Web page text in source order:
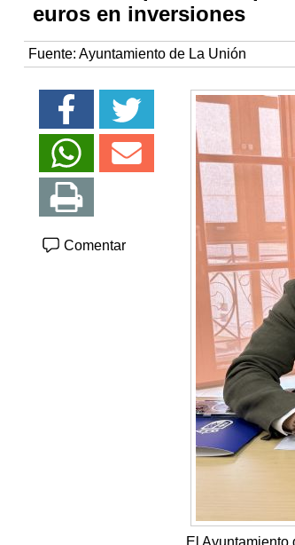
euros en inversiones
Fuente: Ayuntamiento de La Unión
Comentar